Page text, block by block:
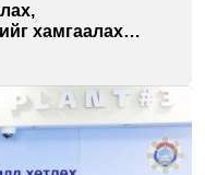
хамгаалах
сан нэгдэл” ХХК-